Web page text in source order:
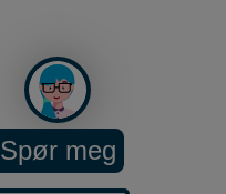
Spør meg